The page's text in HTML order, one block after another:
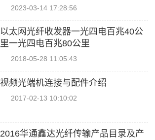
2023-03-14 17:28:56
以太网光纤收发器一光四电百兆40公
里一光四电百兆80公里
2018-05-28 11:05:43
视频光端机连接与配件介绍
2017-02-13 10:10:02
2016华通鑫达光纤传输产品目录及产